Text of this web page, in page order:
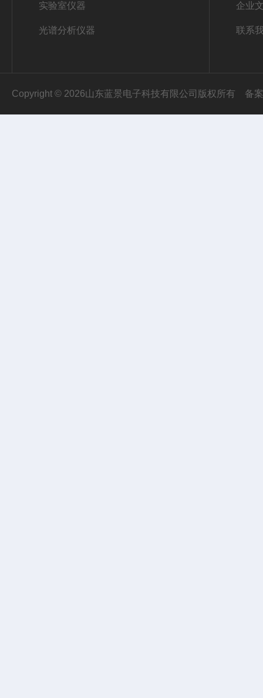
实验室仪器
光谱分析仪器
企业
联系
Copyright © 2026山东蓝景电子科技有限公司版权所有 备